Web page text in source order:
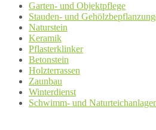
Garten- und Objektpflege
Stauden- und
Naturstein
Keramik
Pflasterklinker
Betonstein
Holzterrassen
Zaunbau
Winterdienst
Schwimm- und